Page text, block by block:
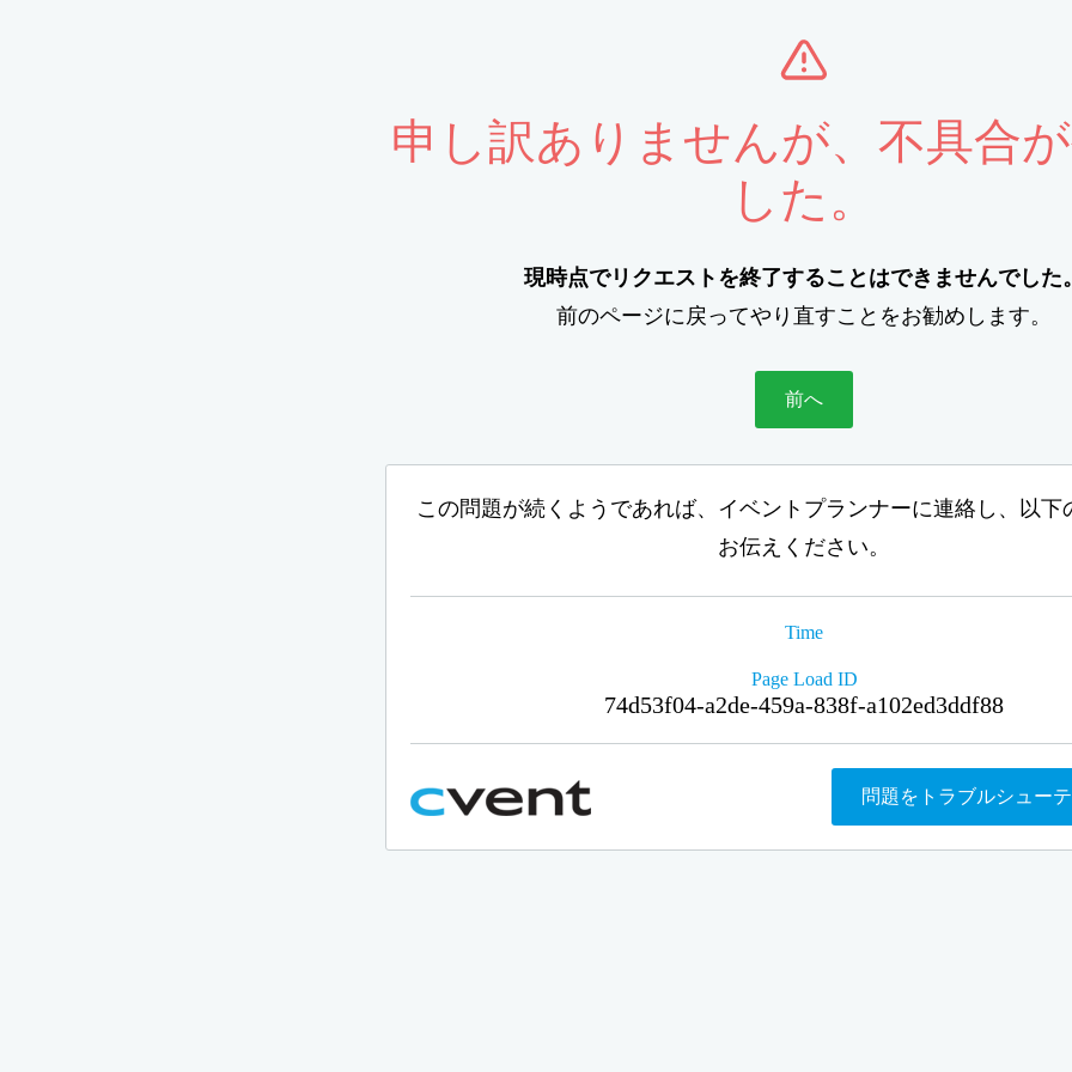
申し訳ありませんが、不具合
した。
現時点でリクエストを終了することはできませんでした。
前のページに戻ってやり直すことをお勧めします。
前へ
この問題が続くようであれば、イベントプランナーに連絡し、以下
お伝えください。
Time
Page Load ID
74d53f04-a2de-459a-838f-a102ed3ddf88
問題をトラブルシュー